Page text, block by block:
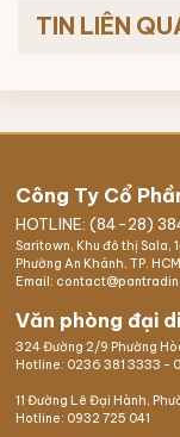
TIN LIÊN
Công Ty Cổ
HOTLINE: (84-28)
Saritown, Khu đô thị Sala,
Phường An Khánh, TP. HCM
Email:
Văn phòng đại
324 Đường 2/9 Phường
Hotline: 0236 381 3333 -
11 Đường Lê Đại Hành,
Hotline: 0932 725 041